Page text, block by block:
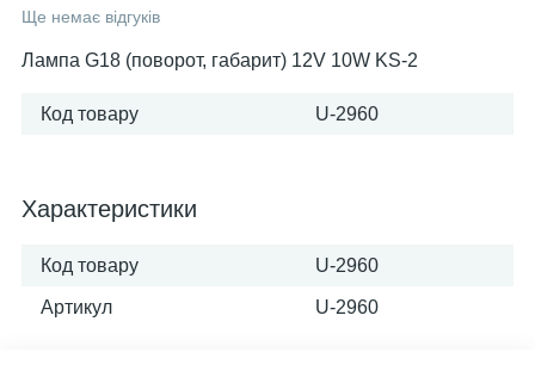
Ще немає відгуків
Лампа G18 (поворот, габарит) 12V 10W KS-2
Код товару U-2960
Характеристики
Код товару U-2960
Артикул U-2960